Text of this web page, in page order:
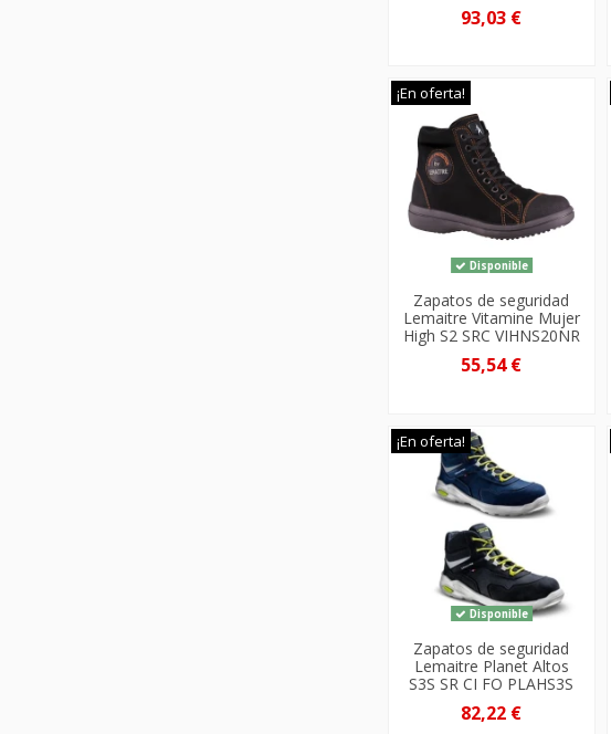
93,03 €
¡En oferta!
Disponible
Zapatos de seguridad
Lemaitre Vitamine Mujer
High S2 SRC VIHNS20NR
55,54 €
¡En oferta!
Disponible
Zapatos de seguridad
Lemaitre Planet Altos
S3S SR CI FO PLAHS3S
82,22 €